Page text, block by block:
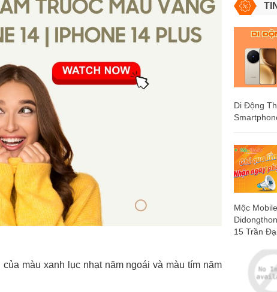
màu xanh lục nhạt năm ngoái và màu tím năm
Di Động
Mộc
15 Trần
Nhận
Kiện Miễn